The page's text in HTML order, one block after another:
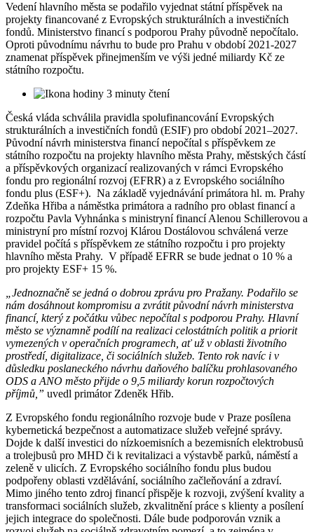
Vedení hlavního města se podařilo vyjednat státní příspěvek na
projekty financované z Evropských strukturálních a investičních
fondů. Ministerstvo financí s podporou Prahy původně nepočítalo.
Oproti původnímu návrhu to bude pro Prahu v období 2021-2027
znamenat příspěvek přinejmenším ve výši jedné miliardy Kč ze
státního rozpočtu.
3 minuty čtení
Česká vláda schválila pravidla spolufinancování Evropských
strukturálních a investičních fondů (ESIF) pro období 2021–2027.
Původní návrh ministerstva financí nepočítal s příspěvkem ze
státního rozpočtu na projekty hlavního města Prahy, městských částí
a příspěvkových organizací realizovaných v rámci Evropského
fondu pro regionální rozvoj (EFRR) a z Evropského sociálního
fondu plus (ESF+). Na základě vyjednávání primátora hl. m. Prahy
Zdeňka Hřiba a náměstka primátora a radního pro oblast financí a
rozpočtu Pavla Vyhnánka s ministryní financí Alenou Schillerovou a
ministryní pro místní rozvoj Klárou Dostálovou schválená verze
pravidel počítá s příspěvkem ze státního rozpočtu i pro projekty
hlavního města Prahy. V případě EFRR se bude jednat o 10 % a
pro projekty ESF+ 15 %.
„Jednoznačně se jedná o dobrou zprávu pro Pražany. Podařilo se
nám dosáhnout kompromisu a zvrátit původní návrh ministerstva
financí, který z počátku vůbec nepočítal s podporou Prahy. Hlavní
město se významně podílí na realizaci celostátních politik a priorit
vymezených v operačních programech, ať už v oblasti životního
prostředí, digitalizace, či sociálních služeb. Tento rok navíc i v
důsledku poslaneckého návrhu daňového balíčku prohlasovaného
ODS a ANO město přijde o 9,5 miliardy korun rozpočtových
příjmů,” uvedl primátor Zdeněk Hřib.
Z Evropského fondu regionálního rozvoje bude v Praze posílena
kybernetická bezpečnost a automatizace služeb veřejné správy.
Dojde k další investici do nízkoemisních a bezemisních elektrobusů
a trolejbusů pro MHD či k revitalizaci a výstavbě parků, náměstí a
zeleně v ulicích. Z Evropského sociálního fondu plus budou
podpořeny oblasti vzdělávání, sociálního začleňování a zdraví.
Mimo jiného tento zdroj financí přispěje k rozvoji, zvýšení kvality a
transformaci sociálních služeb, zkvalitnění práce s klienty a posílení
jejich integrace do společnosti. Dále bude podporován vznik a